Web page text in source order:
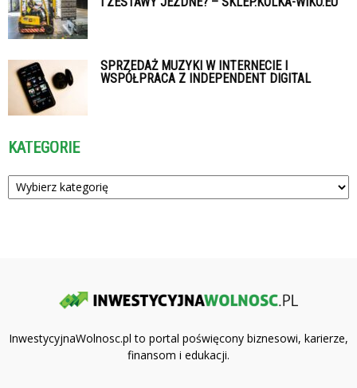
SPRZEDAŻ MUZYKI W INTERNECIE I
WSPÓŁPRACA Z INDEPENDENT DIGITAL
KATEGORIE
Kategorie
InwestycyjnaWolnosc.pl to portal poświęcony biznesowi, karierze,
finansom i edukacji.